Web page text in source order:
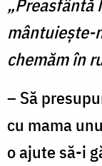
noi!”?
/
Foto:
Nechifor
„Preasfântă
mântuiește-
chemăm în
– Să
cu mama
o ajute să-i